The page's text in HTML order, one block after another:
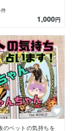
安)
仕事）
濃厚な鑑定を
件
1,000円
のペットの気持ちを